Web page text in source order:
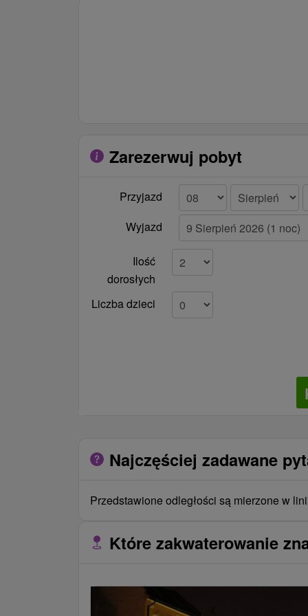
Zarezerwuj pobyt
Przyjazd
Wyjazd
Ilość
dorosłych
Liczba dzieci
Najczęściej zadawane
Przedstawione odległości są mierzone w
Które zakwaterowanie